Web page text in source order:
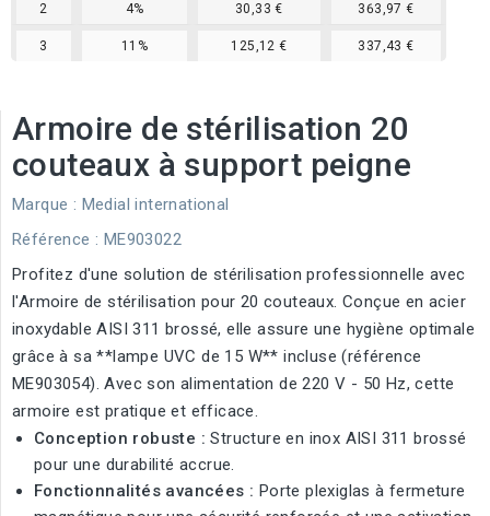
2 4% 30,33 € 363,97 €
3 11% 125,12 € 337,43 €
Armoire de stérilisation 20
couteaux à support peigne
Marque : Medial international
Référence : ME903022
Profitez d'une solution de stérilisation professionnelle avec
l'Armoire de stérilisation pour 20 couteaux. Conçue en acier
inoxydable AISI 311 brossé, elle assure une hygiène optimale
grâce à sa **lampe UVC de 15 W** incluse (référence
ME903054). Avec son alimentation de 220 V - 50 Hz, cette
armoire est pratique et efficace.
Conception robuste : Structure en inox AISI 311 brossé
pour une durabilité accrue.
Fonctionnalités avancées : Porte plexiglas à fermeture